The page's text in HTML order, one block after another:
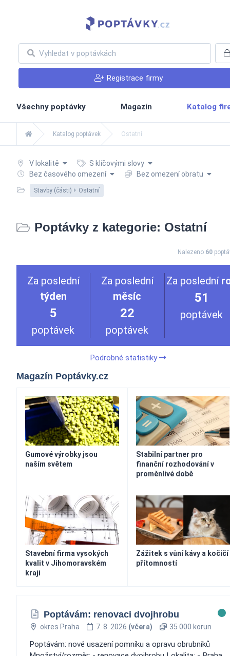
Registrace firmy
Všechny poptávky Magazín Katalog
Katalog poptávek Ostatní
V lokalitě
S klíčovými slovy
Bez časového omezení
Bez omezení obratu
Stavby (části) Ostatní
Poptávky z kategorie: Ostatní
Nalezeno 60
Za poslední
týden
5
poptávek
Za poslední
měsíc
22
poptávek
Za poslední
51
poptávek
Podrobné statistiky
Magazín Poptávky.cz
Gumové výrobky jsou
naším světem
Stabilní partner pro
finanční rozhodování v
proměnlivé době
Stavební firma vysokých
kvalit v Jihomoravském
kraji
Zážitek s vůní kávy a kočičí
přítomností
Poptávám: renovaci dvojhrobu
okres Praha 7. 8. 2026 (včera) 35 000 korun
Poptávám: nové usazení pomníku a opravu obrubníků